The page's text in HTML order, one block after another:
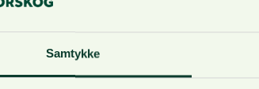
Samtykke